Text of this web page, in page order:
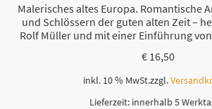
Malerisches altes Europa. Romantische
und Schlössern der guten alten Zeit –
Rolf Müller und mit einer Einführung
€16,50
inkl. 10 % MwSt.zzgl.
Lieferzeit: innerhalb 5